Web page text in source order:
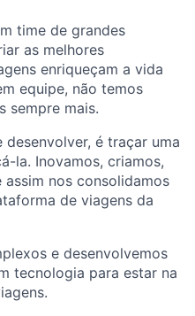
time de grandes
as melhores
enriqueçam a vida
equipe, não temos
sempre mais.
desenvolver, é traçar uma
la. Inovamos, criamos,
nos consolidamos
de viagens da
e desenvolvemos
tecnologia para estar na